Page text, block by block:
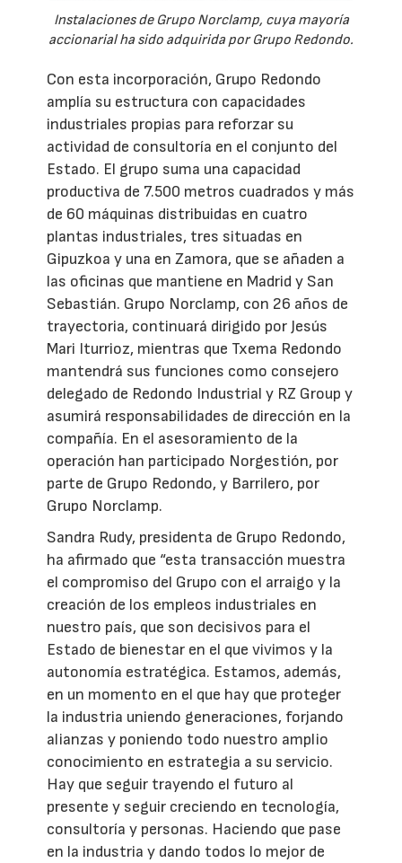
Instalaciones de Grupo Norclamp, cuya mayoría
accionarial ha sido adquirida por Grupo Redondo.
Con esta incorporación, Grupo Redondo
amplía su estructura con capacidades
industriales propias para reforzar su
actividad de consultoría en el conjunto del
Estado. El grupo suma una capacidad
productiva de 7.500 metros cuadrados y más
de 60 máquinas distribuidas en cuatro
plantas industriales, tres situadas en
Gipuzkoa y una en Zamora, que se añaden a
las oficinas que mantiene en Madrid y San
Sebastián. Grupo Norclamp, con 26 años de
trayectoria, continuará dirigido por Jesús
Mari Iturrioz, mientras que Txema Redondo
mantendrá sus funciones como consejero
delegado de Redondo Industrial y RZ Group y
asumirá responsabilidades de dirección en la
compañía. En el asesoramiento de la
operación han participado Norgestión, por
parte de Grupo Redondo, y Barrilero, por
Grupo Norclamp.
Sandra Rudy, presidenta de Grupo Redondo,
ha afirmado que “esta transacción muestra
el compromiso del Grupo con el arraigo y la
creación de los empleos industriales en
nuestro país, que son decisivos para el
Estado de bienestar en el que vivimos y la
autonomía estratégica. Estamos, además,
en un momento en el que hay que proteger
la industria uniendo generaciones, forjando
alianzas y poniendo todo nuestro amplio
conocimiento en estrategia a su servicio.
Hay que seguir trayendo el futuro al
presente y seguir creciendo en tecnología,
consultoría y personas. Haciendo que pase
en la industria y dando todos lo mejor de